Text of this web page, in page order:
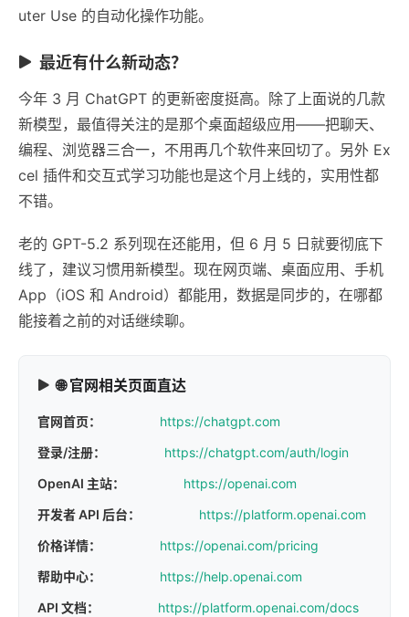
uter Use 的自动化操作功能。
最近有什么新动态？
今年 3 月 ChatGPT 的更新密度挺高。除了上面说的几款
新模型，最值得关注的是那个桌面超级应用——把聊天、
编程、浏览器三合一，不用再几个软件来回切了。另外 Ex
cel 插件和交互式学习功能也是这个月上线的，实用性都
不错。
老的 GPT-5.2 系列现在还能用，但 6 月 5 日就要彻底下
线了，建议习惯用新模型。现在网页端、桌面应用、手机
App（iOS 和 Android）都能用，数据是同步的，在哪都
能接着之前的对话继续聊。
🌐 官网相关页面直达
官网首页：
https://chatgpt.com
登录/注册：
https://chatgpt.com/auth/login
OpenAI 主站：
https://openai.com
开发者 API 后台：
https://platform.openai.com
价格详情：
https://openai.com/pricing
帮助中心：
https://help.openai.com
API 文档：
https://platform.openai.com/docs